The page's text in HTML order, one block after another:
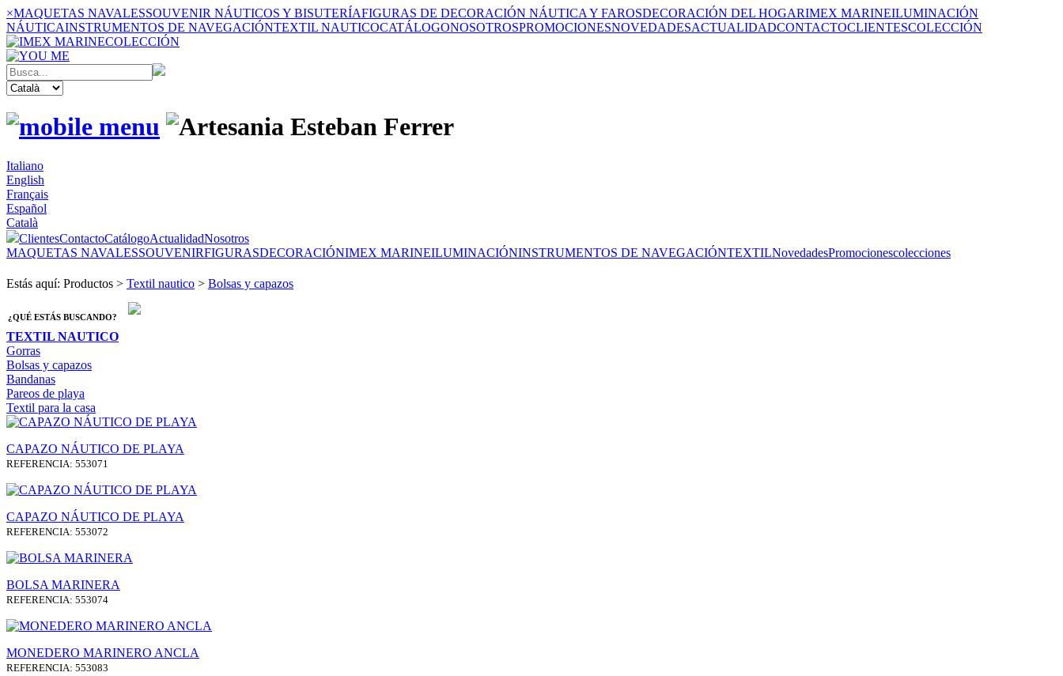
×MAQUETAS NAVALESSOUVENIR NÁUTICOS Y BISUTERÍAFIGURAS DE DECORACIÓN NÁUTICA Y FAROSDECORACIÓN DEL HOGARIMEX MARINEILUMINACIÓN
NÁUTICAINSTRUMENTOS DE NAVEGACIÓNTEXTIL NAUTICOCATÁLOGONOSOTROSPROMOCIONESNOVEDADESACTUALIDADCONTACTOCLIENTESCOLECCIÓN
COLECCIÓN
Italiano
English
Français
Español
Català
ClientesContactoCatálogoActualidadNosotros
MAQUETAS NAVALESSOUVENIRFIGURASDECORACIÓNIMEX MARINEILUMINACIÓNINSTRUMENTOS DE NAVEGACIÓNTEXTILNovedadesPromocionescolecciones
Estás aquí: Productos > Textil nautico > Bolsas y capazos
¿QUÉ ESTÁS BUSCANDO?
TEXTIL NAUTICO
Gorras
Bolsas y capazos
Bandanas
Pareos de playa
Textil para la casa
CAPAZO NÁUTICO DE PLAYA
REFERENCIA: 553071
CAPAZO NÁUTICO DE PLAYA
REFERENCIA: 553072
BOLSA MARINERA
REFERENCIA: 553074
MONEDERO MARINERO ANCLA
REFERENCIA: 553083